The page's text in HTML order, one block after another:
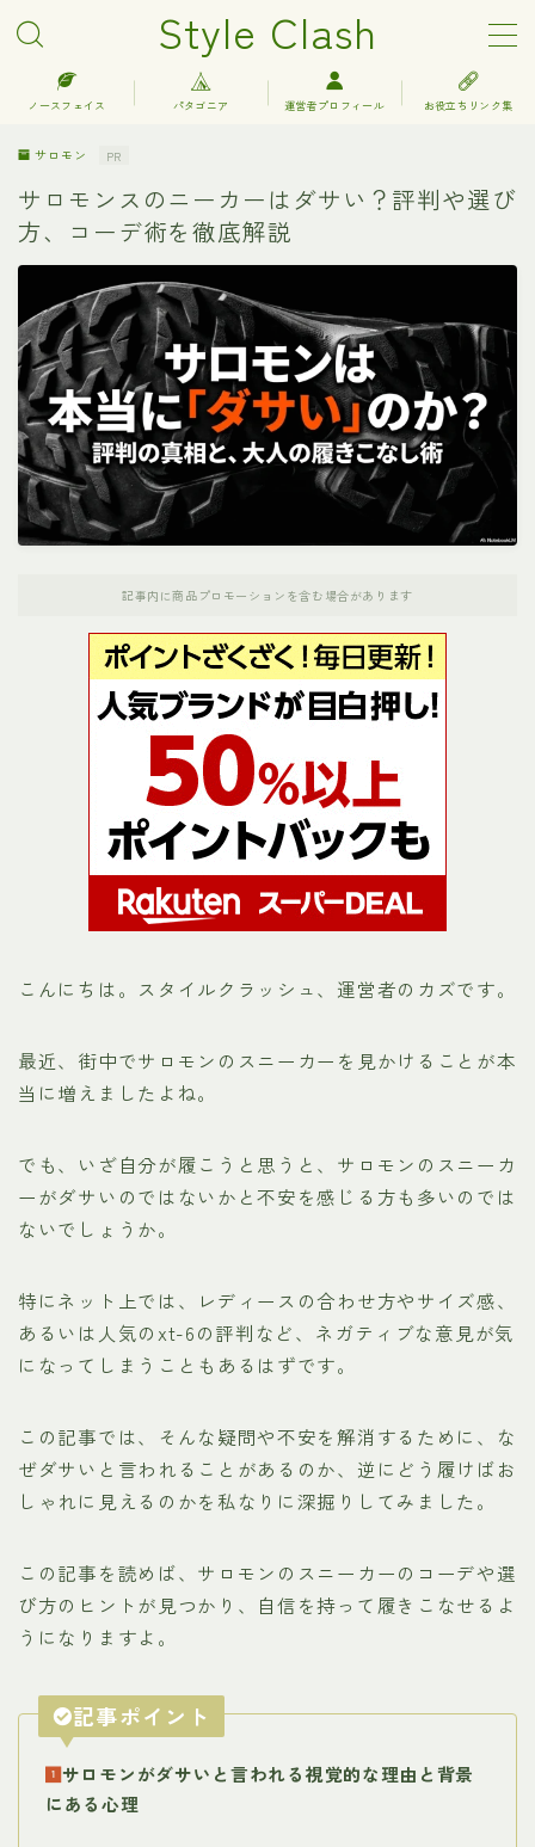
Style Clash
MENU
アークテリクス
エルエルビーン
キーン
グレゴリー
コロンビア
サロモン
パタゴニア
ホカオネオネ（HOKA）
ノースフェイス
ノースフェイス パタゴニア 運営者プロフィール お役立ちリンク集
サロモン PR
サロモンスのニーカーはダサい？評判や選び
方、コーデ術を徹底解説
記事内に商品プロモーションを含む場合があります
こんにちは。スタイルクラッシュ、運営者のカズです。
最近、街中でサロモンのスニーカーを見かけることが本
当に増えましたよね。
でも、いざ自分が履こうと思うと、サロモンのスニーカ
ーがダサいのではないかと不安を感じる方も多いのでは
ないでしょうか。
特にネット上では、レディースの合わせ方やサイズ感、
あるいは人気のxt-6の評判など、ネガティブな意見が気
になってしまうこともあるはずです。
この記事では、そんな疑問や不安を解消するために、な
ぜダサいと言われることがあるのか、逆にどう履けばお
しゃれに見えるのかを私なりに深掘りしてみました。
この記事を読めば、サロモンのスニーカーのコーデや選
び方のヒントが見つかり、自信を持って履きこなせるよ
うになりますよ。
記事ポイント
サロモンがダサいと言われる視覚的な理由と背景
にある心理